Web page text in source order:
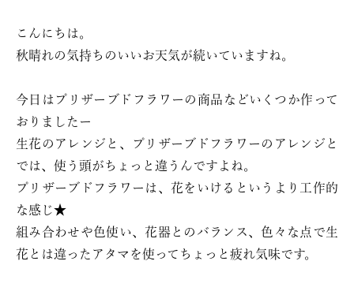
こんにちは。
秋晴れの気持ちのいいお天気が続いていますね。
今日はプリザーブドフラワーの商品などいくつか作って
おりましたー
生花のアレンジと、プリザーブドフラワーのアレンジと
では、使う頭がちょっと違うんですよね。
プリザーブドフラワーは、花をいけるというより工作的
な感じ★
組み合わせや色使い、花器とのバランス、色々な点で生
花とは違ったアタマを使ってちょっと疲れ気味です。